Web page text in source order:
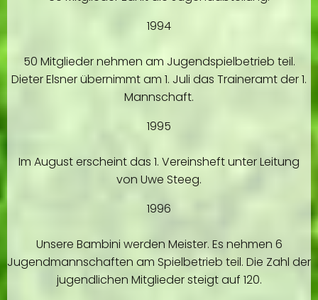
1994
50 Mitglieder nehmen am Jugendspielbetrieb teil.
Dieter Elsner übernimmt am 1. Juli das Traineramt der 1.
Mannschaft.
1995
Im August erscheint das 1. Vereinsheft unter Leitung
von Uwe Steeg.
1996
Unsere Bambini werden Meister. Es nehmen 6
Jugendmannschaften am Spielbetrieb teil. Die Zahl der
jugendlichen Mitglieder steigt auf 120.